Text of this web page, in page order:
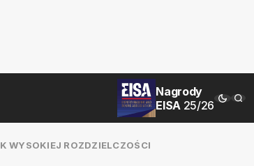
Nagrody
EISA 25/26
WYSOKIEJ ROZDZIELCZOŚCI